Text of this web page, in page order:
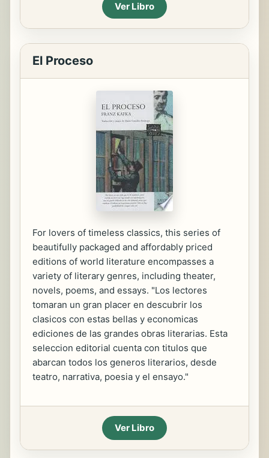
Ver Libro
El Proceso
For lovers of timeless classics, this series of
beautifully packaged and affordably priced
editions of world literature encompasses a
variety of literary genres, including theater,
novels, poems, and essays. "Los lectores
tomaran un gran placer en descubrir los
clasicos con estas bellas y economicas
ediciones de las grandes obras literarias. Esta
seleccion editorial cuenta con titulos que
abarcan todos los generos literarios, desde
teatro, narrativa, poesia y el ensayo."
Ver Libro